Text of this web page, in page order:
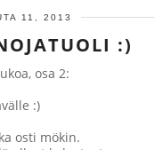
11, 2013
:)
osa 2:
:)
osti mökin.